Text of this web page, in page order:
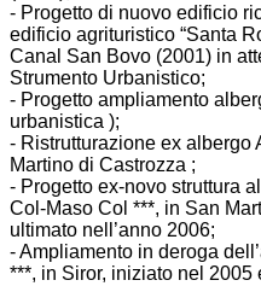
- Progetto di nuovo edificio
edificio agrituristico “Santa
Canal San Bovo (2001) in
Strumento Urbanistico;
- Progetto ampliamento
urbanistica );
- Ristrutturazione ex albergo
Martino di Castrozza ;
- Progetto ex-novo struttura
Col-Maso Col ***, in San
ultimato nell’anno 2006;
- Ampliamento in deroga
***, in Siror, iniziato nel 2005